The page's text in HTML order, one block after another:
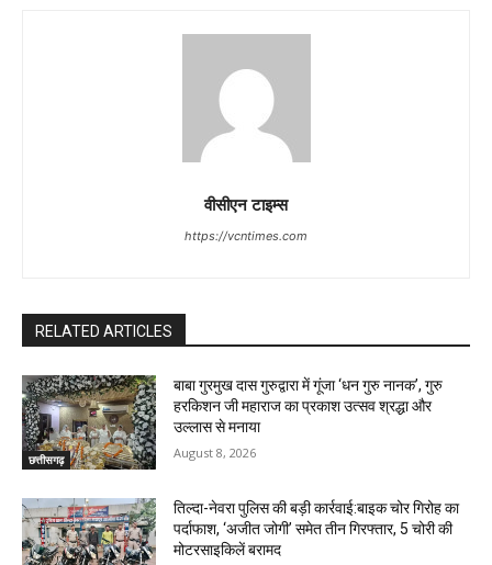
वीसीएन टाइम्स
https://vcntimes.com
RELATED ARTICLES
छत्तीसगढ़
बाबा गुरमुख दास गुरुद्वारा में गूंजा ‘धन गुरु नानक’, गुरु
हरकिशन जी महाराज का प्रकाश उत्सव श्रद्धा और
उल्लास से मनाया
August 8, 2026
तिल्दा-नेवरा पुलिस की बड़ी कार्रवाई:बाइक चोर गिरोह का
पर्दाफाश, ‘अजीत जोगी’ समेत तीन गिरफ्तार, 5 चोरी की
मोटरसाइकिलें बरामद